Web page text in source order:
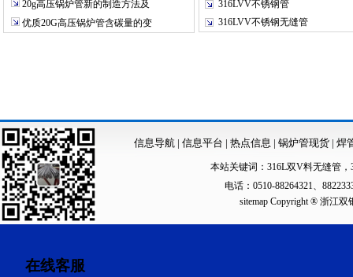
20g高压锅炉管新的制造方法及
优质20G高压锅炉管含碳量的变
316LVV不锈钢管
316LVV不锈钢无缝管
信息导航| 信息平台 | 热点信息 | 锅炉管现货 | 焊
本站关键词： 316L双V料无缝管 ，
电话：0510-88264321、
sitemapCopyright ® 浙江双
在线客服